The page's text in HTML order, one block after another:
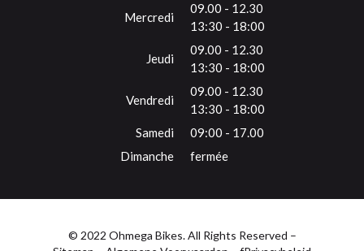
Mercredi
09.00 - 12.30
13:30 - 18:00
Jeudi
09.00 - 12.30
13:30 - 18:00
Vendredi
09.00 - 12.30
13:30 - 18:00
Samedi
09:00 - 17.00
Dimanche
fermée
© 2022 Ohmega Bikes. All Rights Reserved –